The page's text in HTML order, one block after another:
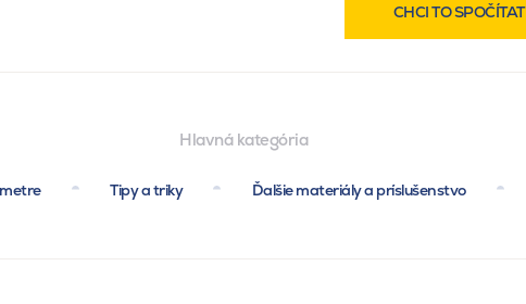
CHCI TO SPOČÍTAT
Hlavná kategória
Tipy a triky Ďalšie materiály a príslušenstvo